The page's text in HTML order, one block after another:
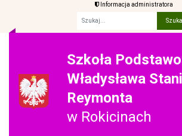
Informacja administratora
Szkoła
Władysława
Reymonta
w Rokicinach